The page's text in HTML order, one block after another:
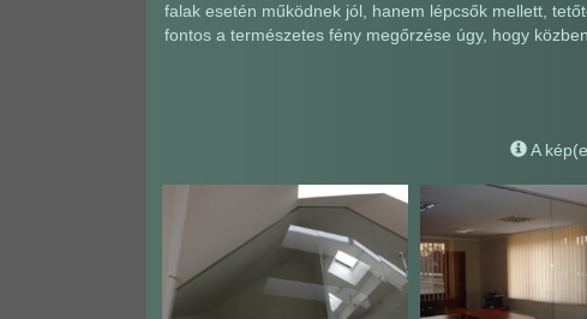
falak esetén működnek jól, hanem lépcsők mellett,
fontos a természetes fény megőrzése úgy, hogy
A